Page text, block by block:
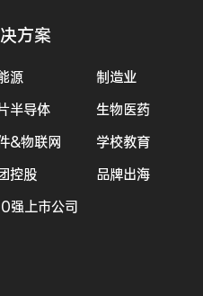
方案
源
制造业
半导体
生物医药
&物联网
学校教育
控股
品牌出海
强上市公司